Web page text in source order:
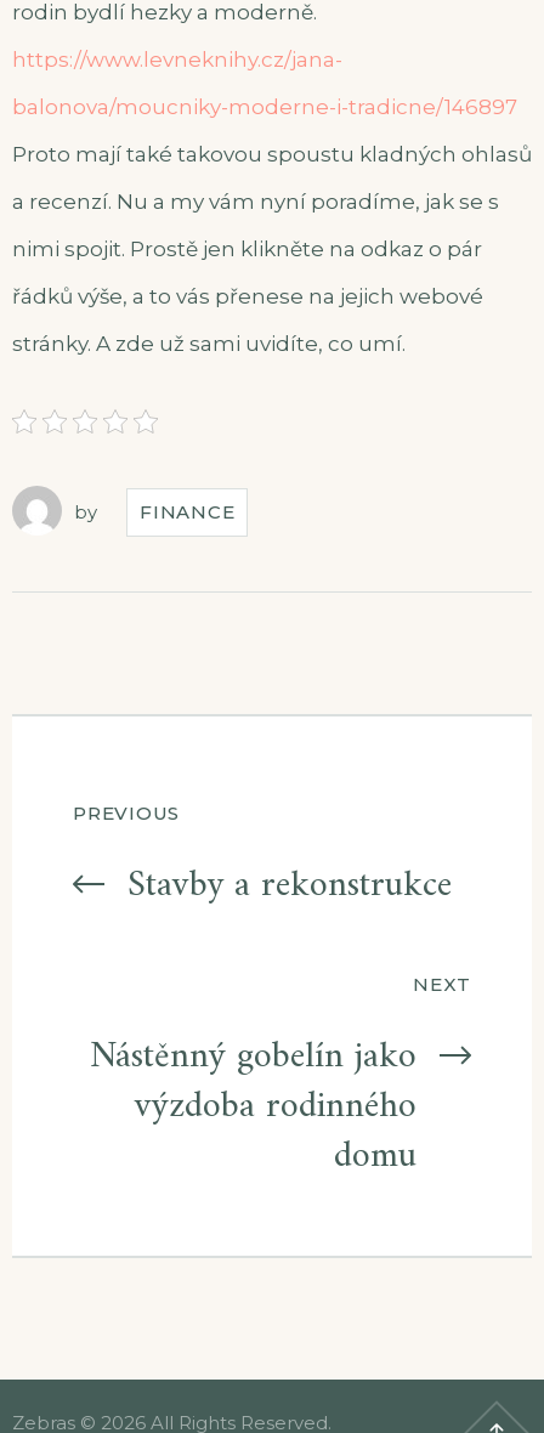
rodin bydlí hezky a moderně.
https://www.levneknihy.cz/jana-
balonova/moucniky-moderne-i-tradicne/146897
Proto mají také takovou spoustu kladných ohlasů
a recenzí. Nu a my vám nyní poradíme, jak se s
nimi spojit. Prostě jen klikněte na odkaz o pár
řádků výše, a to vás přenese na jejich webové
stránky. A zde už sami uvidíte, co umí.
by FINANCE
Navigace
pro
PREVIOUS
Stavby a rekonstrukce
NEXT
Nástěnný gobelín jako
výzdoba rodinného
domu
Zebras © 2026 All Rights Reserved.